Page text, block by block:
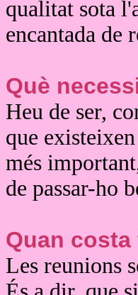
qualitat sota
encantada de
Què
Heu de ser,
que
més
de passar-ho
Quan
Les reunions